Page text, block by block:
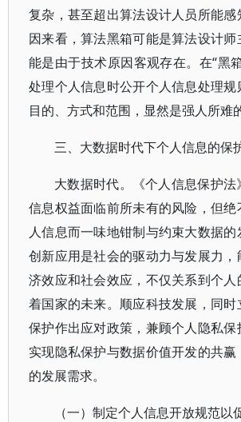
复杂，甚至超出算法设计人员所能
因来看，算法黑箱可能是算法设计
能是由于技术原因客观存在。在“黑
处理个人信息时公开个人信息处理规
目的、方式和范围，显然是强人所难的
三、大数据时代下个人信息的保
大数据时代。《个人信息保护法
信息权益面临前所未有的风险，但绝
人信息而一味地钳制与约束大数据
创新应用是社会的驱动力与发展力
济效应和社会效应，不仅关系到个
着国家的未来。顺应科技发展，同时
保护作出应对政策，兼顾个人隐私保
实现隐私保护与数据价值开发的共
的发展需求。
（一）制定个人信息开放规范以